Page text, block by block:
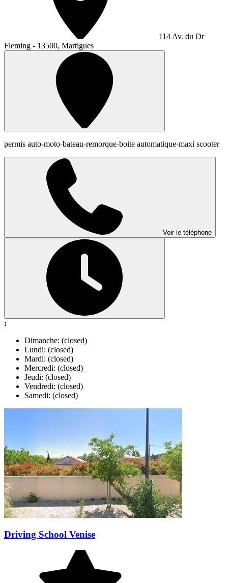
114 Av. du Dr
Fleming - 13500, Martigues
permis auto-moto-bateau-remorque-boite automatique-maxi scooter
Voir le téléphone
:
Dimanche: (closed)
Lundi: (closed)
Mardi: (closed)
Mercredi: (closed)
Jeudi: (closed)
Vendredi: (closed)
Samedi: (closed)
Driving School Venise